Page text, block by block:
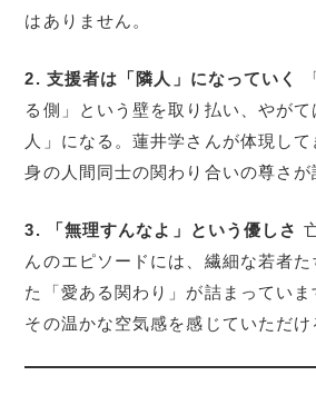
はありません。
2. 支援者は「隣人」になっていく
る側」という壁を取り払い、やが
人」になる。蓮井学さんが体現し
身の人間同士の関わり合いの尊さが
3. 「無理すんなよ」という優しさ
んのエピソードには、繊細な若者
た「愛ある関わり」が詰まっていま
その温かな空気感を感じていただけ